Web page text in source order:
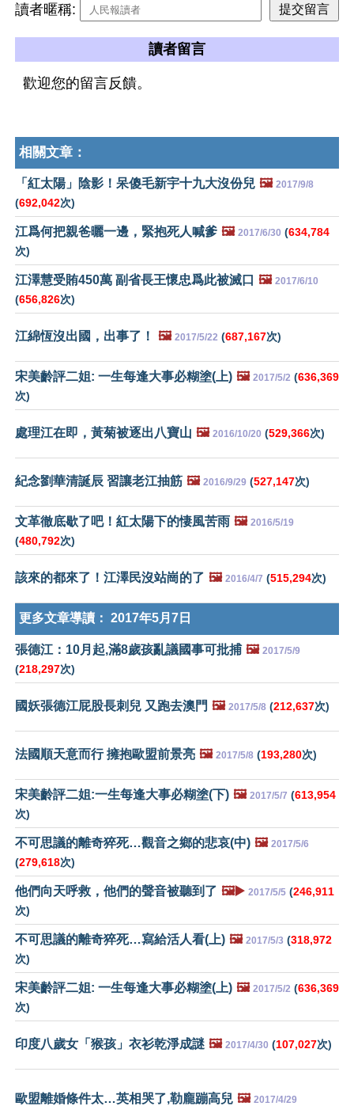
讀者暱稱:
讀者留言
歡迎您的留言反饋。
相關文章：
「紅太陽」陰影！呆傻毛新宇十九大沒份兒 🖼️ 2017/9/8
(692,042次)
江爲何把親爸曬一邊，緊抱死人喊爹 🖼️ 2017/6/30 (634,784
次)
江澤慧受賄450萬 副省長王懷忠爲此被滅口 🖼️ 2017/6/10
(656,826次)
江綿恆沒出國，出事了！ 🖼️ 2017/5/22 (687,167次)
宋美齡評二姐: 一生每逢大事必糊塗(上) 🖼️ 2017/5/2 (636,369
次)
處理江在即，黃菊被逐出八寶山 🖼️ 2016/10/20 (529,366次)
紀念劉華清誕辰 習讓老江抽筋 🖼️ 2016/9/29 (527,147次)
文革徹底歇了吧！紅太陽下的悽風苦雨 🖼️ 2016/5/19
(480,792次)
該來的都來了！江澤民沒站崗的了 🖼️ 2016/4/7 (515,294次)
更多文章導讀： 2017年5月7日
張德江：10月起,滿8歲孩亂議國事可批捕 🖼️ 2017/5/9
(218,297次)
國妖張德江屁股長刺兒 又跑去澳門 🖼️ 2017/5/8 (212,637次)
法國順天意而行 擁抱歐盟前景亮 🖼️ 2017/5/8 (193,280次)
宋美齡評二姐:一生每逢大事必糊塗(下) 🖼️ 2017/5/7 (613,954
次)
不可思議的離奇猝死…觀音之鄉的悲哀(中) 🖼️ 2017/5/6
(279,618次)
他們向天呼救，他們的聲音被聽到了 🖼️▶️ 2017/5/5 (246,911
次)
不可思議的離奇猝死…寫給活人看(上) 🖼️ 2017/5/3 (318,972
次)
宋美齡評二姐: 一生每逢大事必糊塗(上) 🖼️ 2017/5/2 (636,369
次)
印度八歲女「猴孩」衣衫乾淨成謎 🖼️ 2017/4/30 (107,027次)
歐盟離婚條件太…英相哭了,勒龐蹦高兒 🖼️ 2017/4/29